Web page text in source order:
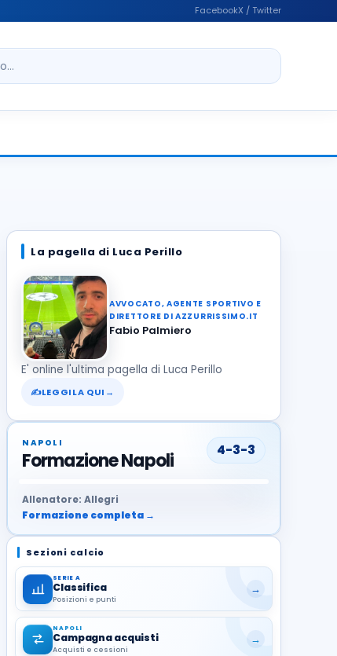
FacebookX / Twitter
La pagella di Luca Perillo
AVVOCATO, AGENTE SPORTIVO E
DIRETTORE DI AZZURRISSIMO.IT
Fabio Palmiero
E' online l'ultima pagella di Luca Perillo
✍LEGGILA QUI →
NAPOLI
Formazione Napoli 4-3-3
Allenatore: Allegri
Formazione completa →
Sezioni calcio
SERIE A
Classifica
Posizioni e punti
→
NAPOLI
Campagna acquisti
Acquisti e cessioni
→